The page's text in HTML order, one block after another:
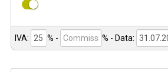
IVA: % - % - Data: